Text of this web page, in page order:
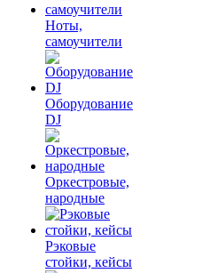
Ноты,
самоучители
Оборудование
DJ
Оркестровые,
народные
Рэковые
стойки, кейсы